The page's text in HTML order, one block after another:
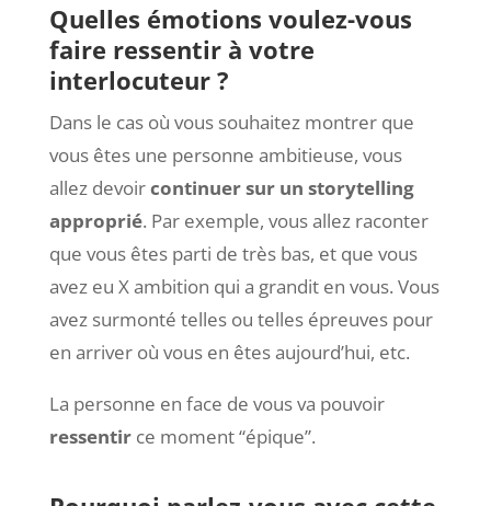
Quelles émotions voulez-vous
faire ressentir à votre
interlocuteur ?
Dans le cas où vous souhaitez montrer que
vous êtes une personne ambitieuse, vous
allez devoircontinuer sur un storytelling
approprié. Par exemple, vous allez raconter
que vous êtes parti de très bas, et que vous
avez eu X ambition qui a grandit en vous. Vous
avez surmonté telles ou telles épreuves pour
en arriver où vous en êtes aujourd’hui, etc.
La personne en face de vous va pouvoir
ressentirce moment “épique”.